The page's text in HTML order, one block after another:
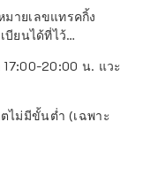
มายเลขแทรคกิ้ง
บียนได้ที่ไว้…
20:00 น. แวะ
ไม่มีขั้นต่ำ (เฉพาะ